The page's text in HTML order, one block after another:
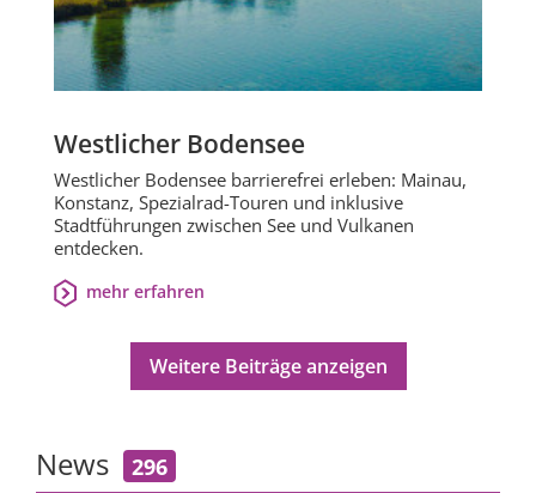
Westlicher Bodensee
Westlicher Bodensee barrierefrei erleben: Mainau,
Konstanz, Spezialrad-Touren und inklusive
Stadtführungen zwischen See und Vulkanen
entdecken.
mehr erfahren
Weitere Beiträge anzeigen
News 296